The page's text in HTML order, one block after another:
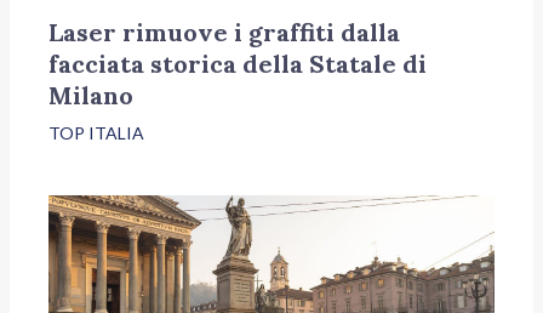
Laser rimuove i graffiti dalla
facciata storica della Statale di
Milano
TOP ITALIA